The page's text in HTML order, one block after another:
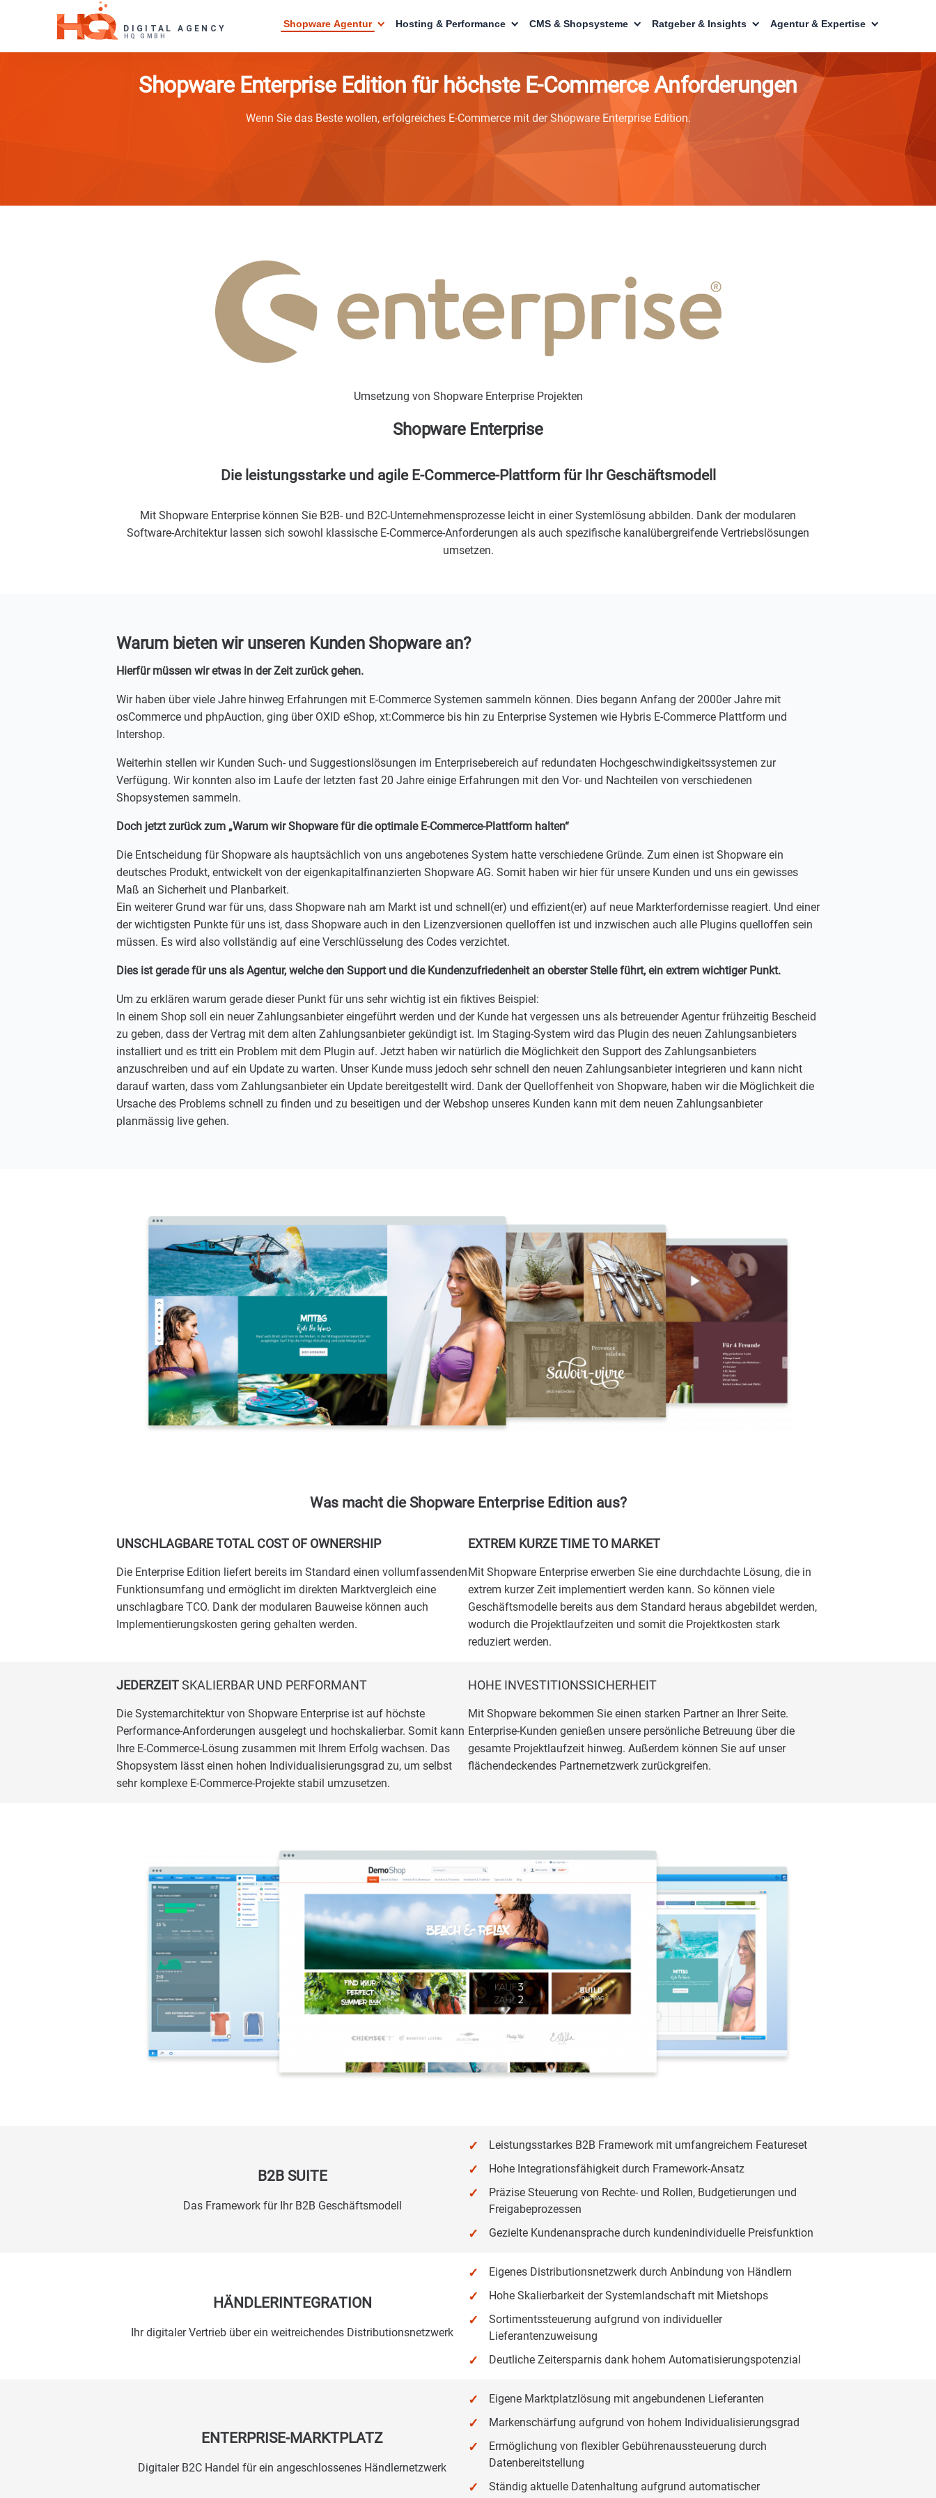
Shopware Agentur Hosting & Performance CMS & Shopsysteme Ratgeber & Insights Agentur & Expertise
Shopware Enterprise Edition für höchste E-Commerce Anforderungen
Wenn Sie das Beste wollen, erfolgreiches E-Commerce mit der Shopware Enterprise Edition.
Umsetzung von Shopware Enterprise Projekten
Shopware Enterprise
Die leistungsstarke und agile E-Commerce-Plattform für Ihr Geschäftsmodell
Mit Shopware Enterprise können Sie B2B- und B2C-Unternehmensprozesse leicht in einer Systemlösung abbilden. Dank der modularen
Software-Architektur lassen sich sowohl klassische E-Commerce-Anforderungen als auch spezifische kanalübergreifende Vertriebslösungen
umsetzen.
Warum bieten wir unseren Kunden Shopware an?
Hierfür müssen wir etwas in der Zeit zurück gehen.
Wir haben über viele Jahre hinweg Erfahrungen mit E-Commerce Systemen sammeln können. Dies begann Anfang der 2000er Jahre mit
osCommerce und phpAuction, ging über OXID eShop, xt:Commerce bis hin zu Enterprise Systemen wie Hybris E-Commerce Plattform und
Intershop.
Weiterhin stellen wir Kunden Such- und Suggestionslösungen im Enterprisebereich auf redundaten Hochgeschwindigkeitssystemen zur
Verfügung. Wir konnten also im Laufe der letzten fast 20 Jahre einige Erfahrungen mit den Vor- und Nachteilen von verschiedenen
Shopsystemen sammeln.
Doch jetzt zurück zum „Warum wir Shopware für die optimale E-Commerce-Plattform halten“
Die Entscheidung für Shopware als hauptsächlich von uns angebotenes System hatte verschiedene Gründe. Zum einen ist Shopware ein
deutsches Produkt, entwickelt von der eigenkapitalfinanzierten Shopware AG. Somit haben wir hier für unsere Kunden und uns ein gewisses
Maß an Sicherheit und Planbarkeit.
Ein weiterer Grund war für uns, dass Shopware nah am Markt ist und schnell(er) und effizient(er) auf neue Markterfordernisse reagiert. Und einer
der wichtigsten Punkte für uns ist, dass Shopware auch in den Lizenzversionen quelloffen ist und inzwischen auch alle Plugins quelloffen sein
müssen. Es wird also vollständig auf eine Verschlüsselung des Codes verzichtet.
Dies ist gerade für uns als Agentur, welche den Support und die Kundenzufriedenheit an oberster Stelle führt, ein extrem wichtiger Punkt.
Um zu erklären warum gerade dieser Punkt für uns sehr wichtig ist ein fiktives Beispiel:
In einem Shop soll ein neuer Zahlungsanbieter eingeführt werden und der Kunde hat vergessen uns als betreuender Agentur frühzeitig Bescheid
zu geben, dass der Vertrag mit dem alten Zahlungsanbieter gekündigt ist. Im Staging-System wird das Plugin des neuen Zahlungsanbieters
installiert und es tritt ein Problem mit dem Plugin auf. Jetzt haben wir natürlich die Möglichkeit den Support des Zahlungsanbieters
anzuschreiben und auf ein Update zu warten. Unser Kunde muss jedoch sehr schnell den neuen Zahlungsanbieter integrieren und kann nicht
darauf warten, dass vom Zahlungsanbieter ein Update bereitgestellt wird. Dank der Quelloffenheit von Shopware, haben wir die Möglichkeit die
Ursache des Problems schnell zu finden und zu beseitigen und der Webshop unseres Kunden kann mit dem neuen Zahlungsanbieter
planmässig live gehen.
Was macht die Shopware Enterprise Edition aus?
UNSCHLAGBARE TOTAL COST OF OWNERSHIP
Die Enterprise Edition liefert bereits im Standard einen vollumfassenden
Funktionsumfang und ermöglicht im direkten Marktvergleich eine
unschlagbare TCO. Dank der modularen Bauweise können auch
Implementierungskosten gering gehalten werden.
EXTREM KURZE TIME TO MARKET
Mit Shopware Enterprise erwerben Sie eine durchdachte Lösung, die in
extrem kurzer Zeit implementiert werden kann. So können viele
Geschäftsmodelle bereits aus dem Standard heraus abgebildet werden,
wodurch die Projektlaufzeiten und somit die Projektkosten stark
reduziert werden.
JEDERZEIT SKALIERBAR UND PERFORMANT
Die Systemarchitektur von Shopware Enterprise ist auf höchste
Performance-Anforderungen ausgelegt und hochskalierbar. Somit kann
Ihre E-Commerce-Lösung zusammen mit Ihrem Erfolg wachsen. Das
Shopsystem lässt einen hohen Individualisierungsgrad zu, um selbst
sehr komplexe E-Commerce-Projekte stabil umzusetzen.
HOHE INVESTITIONSSICHERHEIT
Mit Shopware bekommen Sie einen starken Partner an Ihrer Seite.
Enterprise-Kunden genießen unsere persönliche Betreuung über die
gesamte Projektlaufzeit hinweg. Außerdem können Sie auf unser
flächendeckendes Partnernetzwerk zurückgreifen.
B2B SUITE
Das Framework für Ihr B2B Geschäftsmodell
Leistungsstarkes B2B Framework mit umfangreichem Featureset
Hohe Integrationsfähigkeit durch Framework-Ansatz
Präzise Steuerung von Rechte- und Rollen, Budgetierungen und
Freigabeprozessen
Gezielte Kundenansprache durch kundenindividuelle Preisfunktion
HÄNDLERINTEGRATION
Ihr digitaler Vertrieb über ein weitreichendes Distributionsnetzwerk
Eigenes Distributionsnetzwerk durch Anbindung von Händlern
Hohe Skalierbarkeit der Systemlandschaft mit Mietshops
Sortimentssteuerung aufgrund von individueller
Lieferantenzuweisung
Deutliche Zeitersparnis dank hohem Automatisierungspotenzial
ENTERPRISE-MARKTPLATZ
Digitaler B2C Handel für ein angeschlossenes Händlernetzwerk
Eigene Marktplatzlösung mit angebundenen Lieferanten
Markenschärfung aufgrund von hohem Individualisierungsgrad
Ermöglichung von flexibler Gebührenaussteuerung durch
Datenbereitstellung
Ständig aktuelle Datenhaltung aufgrund automatischer